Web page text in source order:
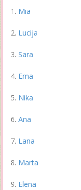
Mia
Lucija
Sara
Ema
Nika
Ana
Lana
Marta
Elena